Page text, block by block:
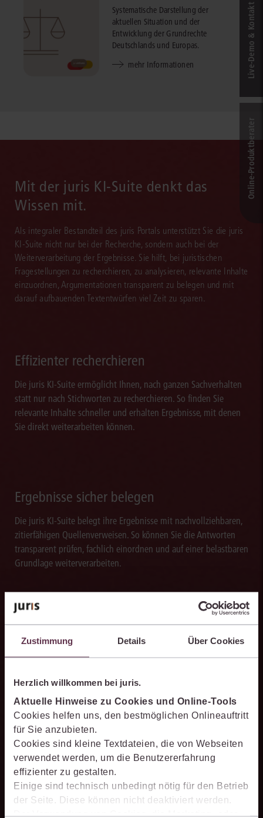
Zustimmung Details Über Cookies
Herzlich willkommen bei juris.
Aktuelle Hinweise zu Cookies und Online-Tools
Cookies helfen uns, den bestmöglichen Onlineauftritt
für Sie anzubieten.
Cookies sind kleine Textdateien, die von Webseiten
verwendet werden, um die Benutzererfahrung
effizienter zu gestalten.
Einige sind technisch unbedingt nötig für den Betrieb
der Seite. Diese können nicht deaktiviert werden.
Der Verwendung von Cookies, die Marketing- oder
Systematische Darstellung der
aktuellen Situation und der
Entwicklung der Grundrechte
Deutschlands und Europas.
mehr Informationen
Mit der juris KI-Suite denkt das
Wissen mit.
Als integraler Bestandteil des juris Portals unterstützt Sie die juris
KI-Suite nicht nur bei der Recherche, sondern auch bei der
Weiterverarbeitung der Ergebnisse. Sie hilft, bei juristischen
Fragestellungen zu recherchieren, zu analysieren, relevante Inhalte
einzuordnen, Argumentationen transparent zu belegen und mit
darauf aufbauenden Textentwürfen viel Zeit zu sparen.
Effizienter recherchieren
Die juris KI-Suite ermöglicht Ihnen, nach ganzen Sachverhalten
statt nur nach Stichworten zu recherchieren. So finden Sie
relevante Inhalte schneller und erhalten Ergebnisse, mit denen
Sie direkt weiterarbeiten können.
Ergebnisse sicher belegen
Die juris KI-Suite belegt ihre Ergebnisse mit nachvollziehbaren,
zitierfähigen Quellenverweisen. So können Sie die Antworten
transparent prüfen, fachlich einordnen und auf einer belastbaren
Grundlage weiterverarbeiten.
Die juris KI-Suite beschleunigt die Analyse komplexer
einzuordnen, Zusammenhänge zu erkennen und belastbare
Ansatzpunkte für die weitere Bearbeitung zu gewinnen. Dabei
können Sie sich auf die Quellenqualität und die Aktualität des
juris Datenraums verlassen.
PromptManager
Live‑Demo & Kontakt
Online-Produkt­berater